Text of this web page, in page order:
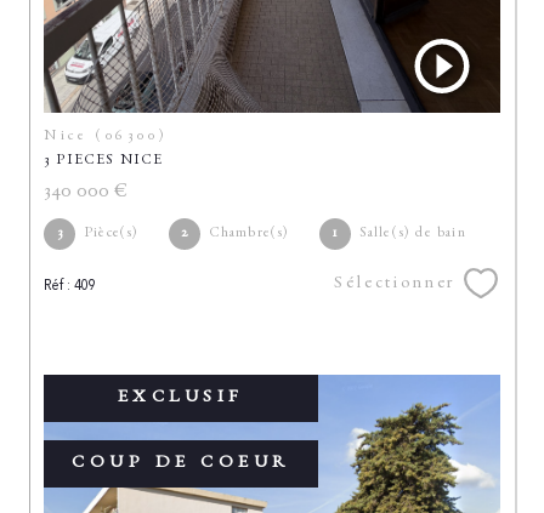
Nice (06300)
3 PIECES NICE
340 000 €
3 Pièce(s) 2 Chambre(s) 1 Salle(s) de bain
Réf : 409 Sélectionner
EXCLUSIF
COUP DE COEUR